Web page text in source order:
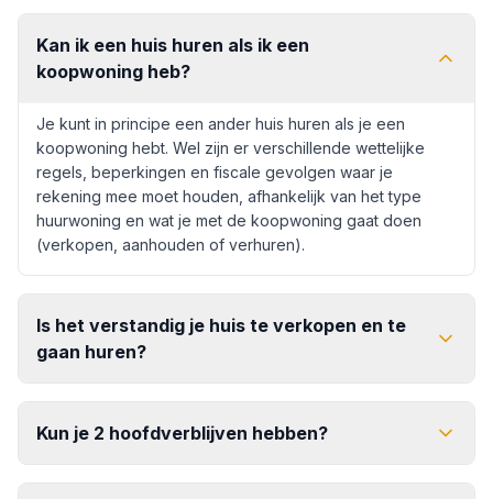
Kan ik een huis huren als ik een
koopwoning heb?
Je kunt in principe een ander huis huren als je een
koopwoning hebt. Wel zijn er verschillende wettelijke
regels, beperkingen en fiscale gevolgen waar je
rekening mee moet houden, afhankelijk van het type
huurwoning en wat je met de koopwoning gaat doen
(verkopen, aanhouden of verhuren).
Is het verstandig je huis te verkopen en te
gaan huren?
Kun je 2 hoofdverblijven hebben?